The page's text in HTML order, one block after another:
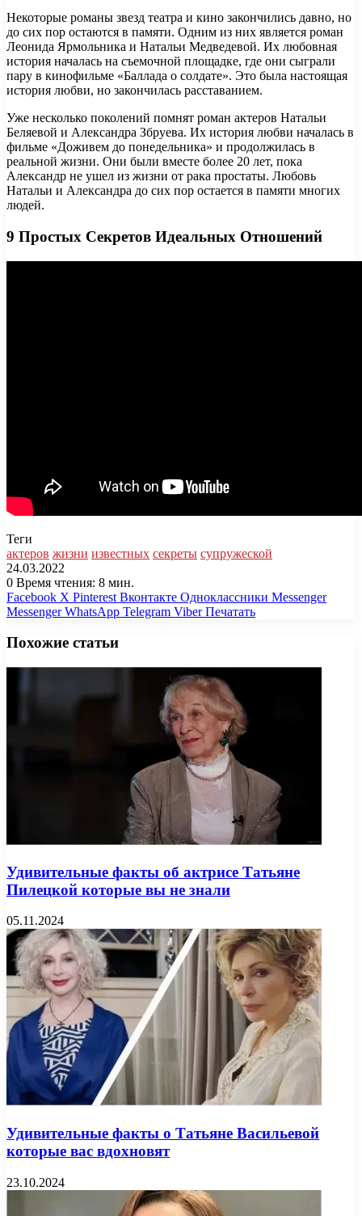
Некоторые романы звезд театра и кино закончились давно, но
до сих пор остаются в памяти. Одним из них является роман
Леонида Ярмольника и Натальи Медведевой. Их любовная
история началась на съемочной площадке, где они сыграли
пару в кинофильме «Баллада о солдате». Это была настоящая
история любви, но закончилась расставанием.
Уже несколько поколений помнят роман актеров Натальи
Беляевой и Александра Збруева. Их история любви началась в
фильме «Доживем до понедельника» и продолжилась в
реальной жизни. Они были вместе более 20 лет, пока
Александр не ушел из жизни от рака простаты. Любовь
Натальи и Александра до сих пор остается в памяти многих
людей.
9 Простых Секретов Идеальных Отношений
Теги
актеров жизни известных секреты супружеской
24.03.2022
0 Время чтения: 8 мин.
Facebook X Pinterest Вконтакте Одноклассники Messenger
Messenger WhatsApp Telegram Viber Печатать
Похожие статьи
Удивительные факты об актрисе Татьяне
Пилецкой которые вы не знали
05.11.2024
Удивительные факты о Татьяне Васильевой
которые вас вдохновят
23.10.2024